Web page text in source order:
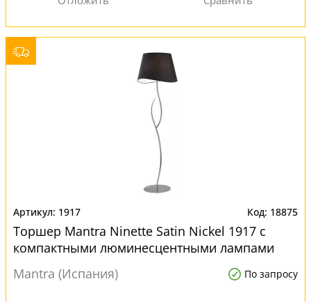
1917 18875
Торшер Mantra Ninette Satin Nickel 1917 с
компактными люминесцентными лампами
Mantra (Испания)
По запросу